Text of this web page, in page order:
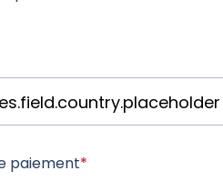
paiement*